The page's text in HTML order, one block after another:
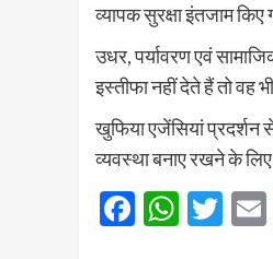
व्यापक सुरक्षा इंतजाम किए
उधर, पर्यावरण एवं
इस्तीफा नहीं देते हैं तो वह
खुफिया एजेंसियां प्रदर्शन
व्यवस्था बनाए रखने के